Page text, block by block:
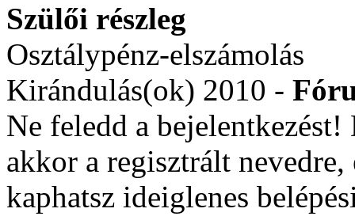
Szülői részleg
Osztálypénz-elszámolás
Kirándulás(ok) 2010 -
Ne feledd a
akkor a regisztrált
kaphatsz ideiglenes